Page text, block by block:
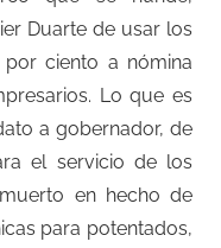
Duarte de usar los
ciento a nómina
Lo que es
a gobernador, de
el servicio de los
en hecho de
para potentados,